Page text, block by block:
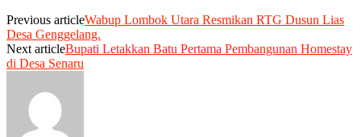
Previous articleWabup Lombok Utara Resmikan RTG Dusun Lias
Desa Genggelang.
Next articleBupati Letakkan Batu Pertama Pembangunan Homestay
di Desa Senaru